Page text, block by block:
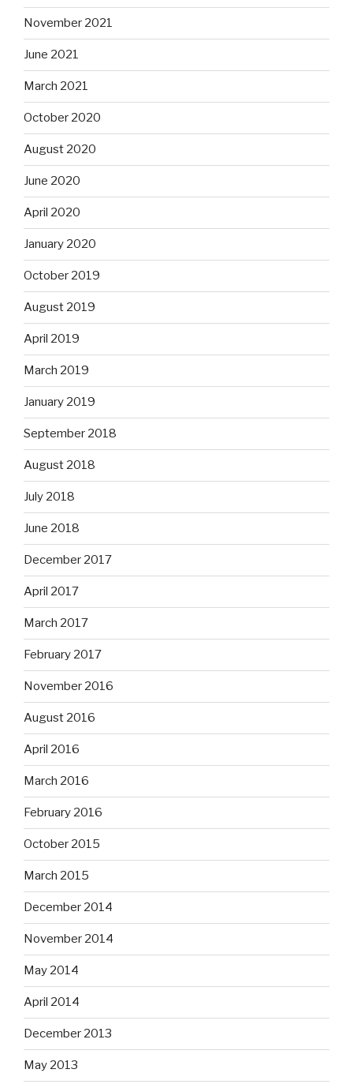
November 2021
June 2021
March 2021
October 2020
August 2020
June 2020
April 2020
January 2020
October 2019
August 2019
April 2019
March 2019
January 2019
September 2018
August 2018
July 2018
June 2018
December 2017
April 2017
March 2017
February 2017
November 2016
August 2016
April 2016
March 2016
February 2016
October 2015
March 2015
December 2014
November 2014
May 2014
April 2014
December 2013
May 2013